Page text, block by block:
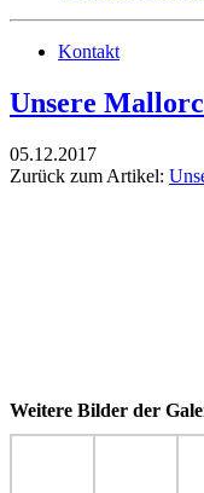
Kontakt
Unsere
05.12.2017
Zurück zum Artikel:
Weitere Bilder der